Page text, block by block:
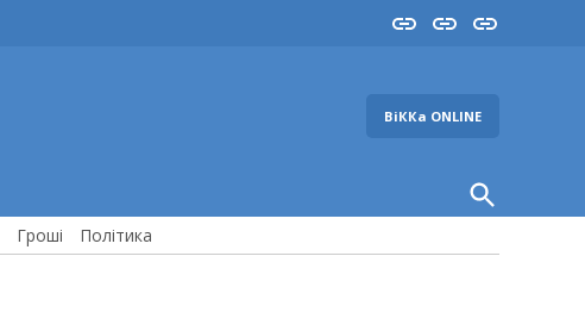
InstaYouTube
FB
ВіККа ONLINE
Open
Search
Гроші Політика